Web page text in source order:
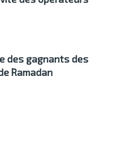
des gagnants des
Ramadan